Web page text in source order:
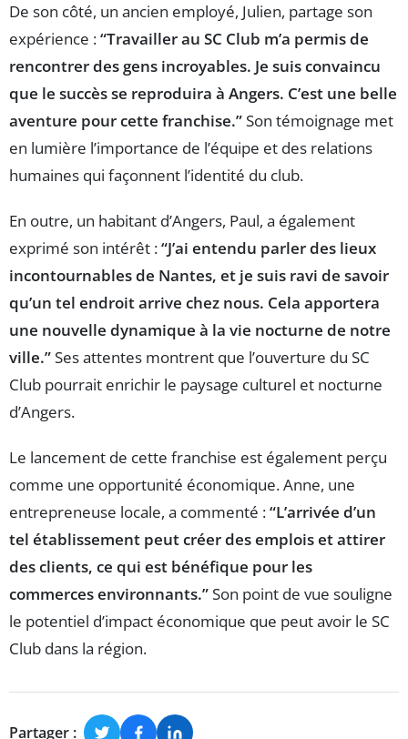
De son côté, un ancien employé, Julien, partage son
expérience :“Travailler au SC Club m’a permis de
rencontrer des gens incroyables. Je suis convaincu
que le succès se reproduira à Angers. C’est une belle
aventure pour cette franchise.”Son témoignage met
en lumière l’importance de l’équipe et des relations
humaines qui façonnent l’identité du club.
En outre, un habitant d’Angers, Paul, a également
exprimé son intérêt :“J’ai entendu parler des lieux
incontournables de Nantes, et je suis ravi de savoir
qu’un tel endroit arrive chez nous. Cela apportera
une nouvelle dynamique à la vie nocturne de notre
ville.”Ses attentes montrent que l’ouverture du SC
Club pourrait enrichir le paysage culturel et nocturne
d’Angers.
Le lancement de cette franchise est également perçu
comme une opportunité économique. Anne, une
entrepreneuse locale, a commenté :“L’arrivée d’un
tel établissement peut créer des emplois et attirer
des clients, ce qui est bénéfique pour les
commerces environnants.”Son point de vue souligne
le potentiel d’impact économique que peut avoir le SC
Club dans la région.
Partager :